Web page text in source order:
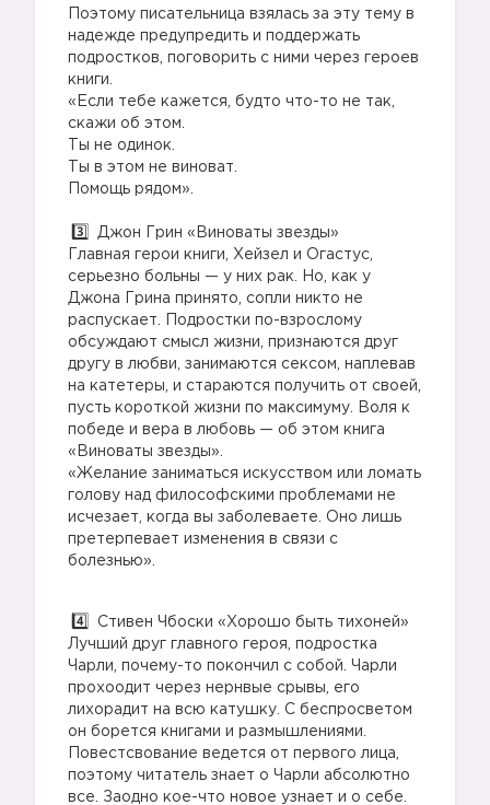
Поэтому писательница взялась за эту тему в
надежде предупредить и поддержать
подростков, поговорить с ними через героев
книги.
«Если тебе кажется, будто что-то не так,
скажи об этом.
Ты не одинок.
Ты в этом не виноват.
Помощь рядом».
Джон Грин «Виноваты звезды»
Главная герои книги, Хейзел и Огастус,
серьезно больны — у них рак. Но, как у
Джона Грина принято, сопли никто не
распускает. Подростки по-взрослому
обсуждают смысл жизни, признаются друг
другу в любви, занимаются сексом, наплевав
на катетеры, и стараются получить от своей,
пусть короткой жизни по максимуму. Воля к
победе и вера в любовь — об этом книга
«Виноваты звезды».
«Желание заниматься искусством или ломать
голову над философскими проблемами не
исчезает, когда вы заболеваете. Оно лишь
претерпевает изменения в связи с
болезнью».
Стивен Чбоски «Хорошо быть тихоней»
Лучший друг главного героя, подростка
Чарли, почему-то покончил с собой. Чарли
прохоодит через нернвые срывы, его
лихорадит на всю катушку. С беспросветом
он борется книгами и размышлениями.
Повестсвование ведется от первого лица,
поэтому читатель знает о Чарли абсолютно
все. Заодно кое-что новое узнает и о себе.